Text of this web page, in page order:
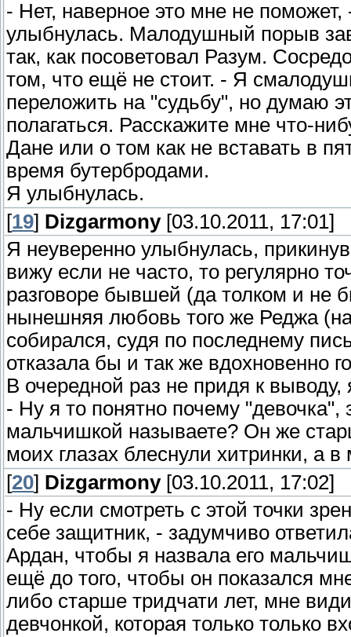
- Нет, наверное это мне не
улыбнулась. Малодушный порыв
так, как посоветовал Разум.
том, что ещё не стоит. - Я
переложить на "судьбу", но думаю
полагаться. Расскажите мне что-
Дане или о том как не вставать в
время бутербродами.
Я улыбнулась.
[19] Dizgarmony[03.10.2011, 17:01]
Я неуверенно улыбнулась,
вижу если не часто, то регулярно
разговоре бывшей (да толком и не
нынешняя любовь того же Реджа
собирался, судя по последнему
отказала бы и так же вдохновенно
В очередной раз не придя к выводу,
- Ну я то понятно почему
мальчишкой называете? Он же
моих глазах блеснули хитринки, а
[20] Dizgarmony[03.10.2011, 17:02]
- Ну если смотреть с этой точки
себе защитник, - задумчиво
Ардан, чтобы я назвала его
ещё до того, чтобы он показался
либо старше тридчати лет, мне
девчонкой, которая только только